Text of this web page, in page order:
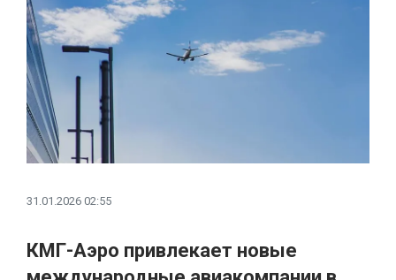
31.01.2026 02:55
КМГ-Аэро привлекает новые